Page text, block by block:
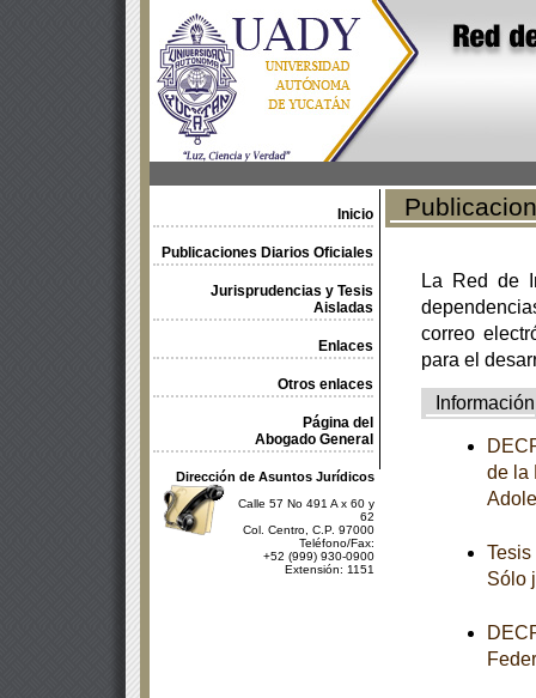
Inicio
Publicaciones Diarios Oficiales
Jurisprudencias y Tesis
Aisladas
Enlaces
Otros enlaces
Página del
Abogado General
Dirección de Asuntos Jurídicos
Calle 57 No 491 A x 60 y
62
Col. Centro, C.P. 97000
Teléfono/Fax:
+52 (999) 930-0900
Extensión: 1151
La Red de
correo
para el
Información
de la
Sólo